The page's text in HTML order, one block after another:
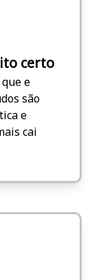
certo
e
são
e
cai